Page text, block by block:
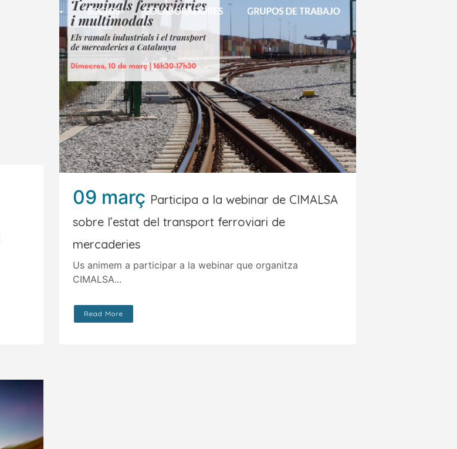
09 març Participa a la webinar de CIMALSA
sobre l’estat del transport ferroviari de
mercaderies
Us animem a participar a la webinar que organitza
CIMALSA...
Read More